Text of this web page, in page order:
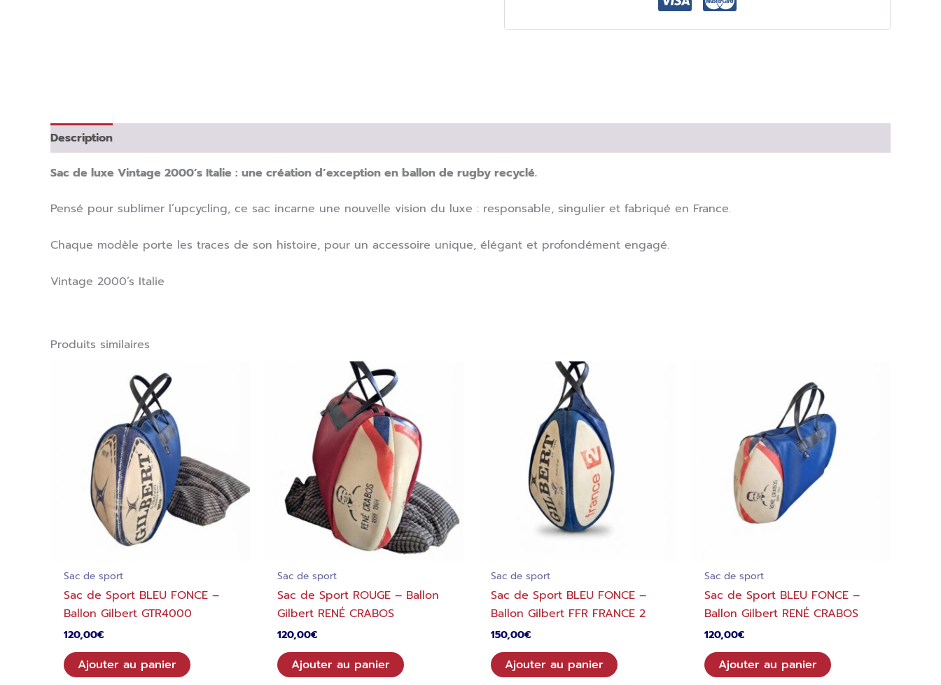
Description
Sac de luxe Vintage 2000’s Italie : une création d’exception en ballon de rugby recyclé.
Pensé pour sublimer l’upcycling, ce sac incarne une nouvelle vision du luxe : responsable, singulier et fabriqué en France.
Chaque modèle porte les traces de son histoire, pour un accessoire unique, élégant et profondément engagé.
Vintage 2000’s Italie
Produits similaires
Sac de sport
Sac de Sport BLEU FONCE –
Ballon Gilbert GTR4000
120,00€
Ajouter au panier
Sac de sport
Sac de Sport ROUGE – Ballon
Gilbert RENÉ CRABOS
120,00€
Ajouter au panier
Sac de sport
Sac de Sport BLEU FONCE –
Ballon Gilbert FFR FRANCE 2
150,00€
Ajouter au panier
Sac de sport
Sac de Sport BLEU FONCE –
Ballon Gilbert RENÉ CRABOS
120,00€
Ajouter au panier